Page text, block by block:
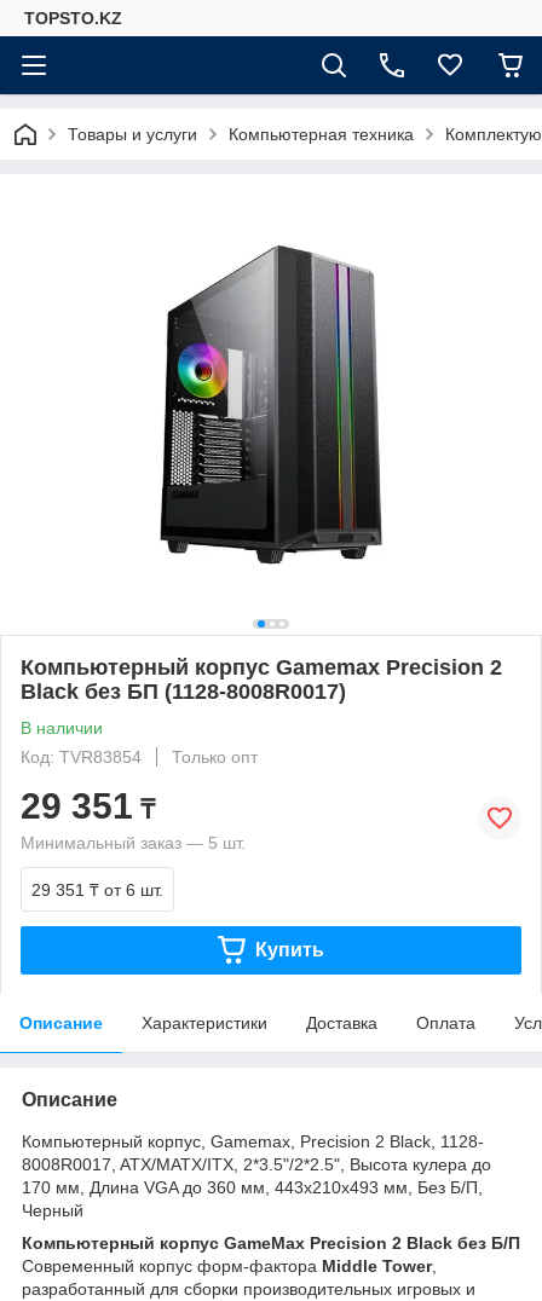
TOPSTO.KZ
Товары и услуги Компьютерная техника
Компьютерный корпус Gamemax Precision 2
Black без БП (1128-8008R0017)
В наличии
Код: TVR83854
Только опт
29 351 ₸
Минимальный заказ — 5 шт.
29 351 ₸ от 6 шт.
Купить
Описание Характеристики Доставка Оплата
Описание
Компьютерный корпус, Gamemax, Precision 2 Black, 1128-
8008R0017, ATX/MATX/ITX, 2*3.5"/2*2.5", Высота кулера до
170 мм, Длина VGA до 360 мм, 443x210x493 мм, Без Б/П,
Черный
Компьютерный корпус GameMax Precision 2 Black без Б/П
Современный корпус форм‑фактора Middle Tower,
разработанный для сборки производительных игровых и